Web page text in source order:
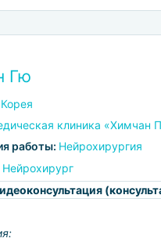
Гю
клиника «Химчан
работы: Нейрохирургия
Нейрохирург